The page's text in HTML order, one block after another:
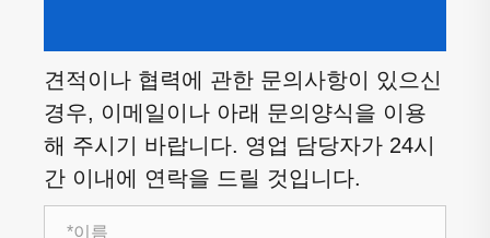
견적이나 협력에 관한 문의사항이 있으신
경우, 이메일이나 아래 문의양식을 이용
해 주시기 바랍니다. 영업 담당자가 24시
간 이내에 연락을 드릴 것입니다.